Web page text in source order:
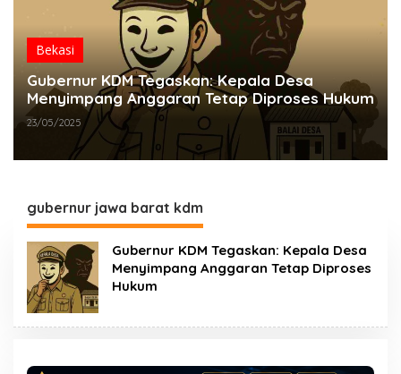
Bekasi
Gubernur KDM Tegaskan: Kepala Desa
Menyimpang Anggaran Tetap Diproses Hukum
23/05/2025
gubernur jawa barat kdm
Gubernur KDM Tegaskan: Kepala Desa
Menyimpang Anggaran Tetap Diproses
Hukum